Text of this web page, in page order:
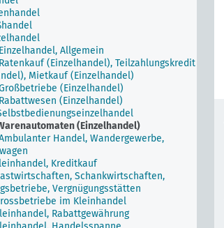
Einzelhandel, Allgemein
Ratenkauf (Einzelhandel), Teilzahlungskredit
Mietkauf (Einzelhandel)
(Einzelhandel)
Rabattwesen (Einzelhandel)
(Einzelhandel)
Handel, Wandergewerbe,
Kreditkauf
Schankwirtschaften,
Vergnügungsstätten
im Kleinhandel
Rabattgewährung